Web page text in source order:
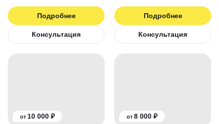
Подробнее
Консультация
Подробнее
Консультация
от 10 000 ₽ от 8 000 ₽